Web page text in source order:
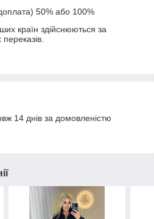
50% або 100%
країн здійснюються за
14 днів за домовленістю